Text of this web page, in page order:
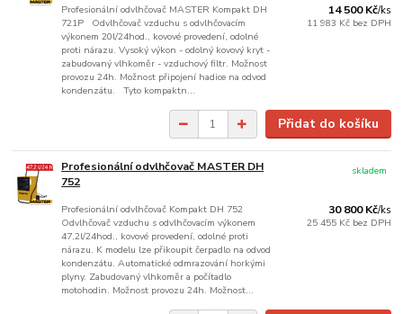
Profesionální odvlhčovač MASTER Kompakt DH
721P Odvlhčovač vzduchu s odvlhčovacím
výkonem 20l/24hod., kovové provedení, odolné
proti nárazu. Vysoký výkon - odolný kovový kryt -
zabudovaný vlhkoměr - vzduchový filtr. Možnost
provozu 24h. Možnost připojení hadice na odvod
kondenzátu. Tyto kompaktn...
14 500 Kč/ks
11 983 Kč bez DPH
Přidat do košíku
Profesionální odvlhčovač MASTER DH
752
Profesionální odvlhčovač Kompakt DH 752
Odvlhčovač vzduchu s odvlhčovacím výkonem
47,2l/24hod., kovové provedení, odolné proti
nárazu. K modelu lze přikoupit čerpadlo na odvod
kondenzátu. Automatické odmrazování horkými
plyny. Zabudovaný vlhkoměr a počítadlo
motohodin. Možnost provozu 24h. Možnost...
30 800 Kč/ks
25 455 Kč bez DPH
skladem